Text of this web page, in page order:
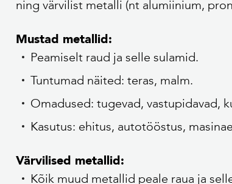
ning värvilist metalli (nt alumiinium,
Mustad metallid:
Peamiselt raud ja selle sulamid.
Tuntumad näited: teras, malm.
Omadused: tugevad, vastupidavad,
Kasutus: ehitus, autotööstus,
Värvilised metallid:
Kõik muud metallid peale raua ja